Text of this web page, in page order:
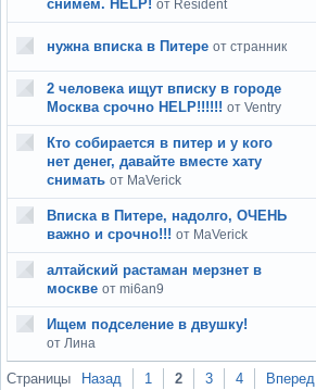
снимем. HELP! от Resident
нужна вписка в Питере от странник
2 человека ищут вписку в городе
Москва срочно HELP!!!!!! от Ventry
Кто собирается в питер и у кого
нет денег, давайте вместе хату
снимать от MaVerick
Вписка в Питере, надолго, ОЧЕНЬ
важно и срочно!!! от MaVerick
алтайский растаман мерзнет в
москве от mi6an9
Ищем подселение в двушку!
от Лина
Страницы Назад 1 2 3 4 Вперед